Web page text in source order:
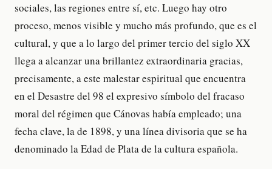
sociales, las regiones entre sí, etc. Luego hay otro
proceso, menos visible y mucho más profundo, que es el
cultural, y que a lo largo del primer tercio del siglo XX
llega a alcanzar una brillantez extraordinaria gracias,
precisamente, a este malestar espiritual que encuentra
en el Desastre del 98 el expresivo símbolo del fracaso
moral del régimen que Cánovas había empleado; una
fecha clave, la de 1898, y una línea divisoria que se ha
denominado la Edad de Plata de la cultura española.